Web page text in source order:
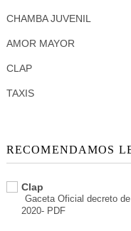
CHAMBA JUVENIL
AMOR MAYOR
CLAP
TAXIS
RECOMENDAMOS
Clap
Gaceta Oficial decreto
2020- PDF